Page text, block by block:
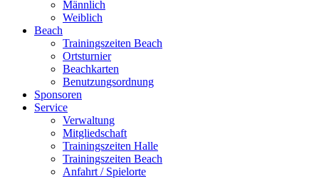
Männlich
Weiblich
Beach
Trainingszeiten Beach
Ortsturnier
Beachkarten
Benutzungsordnung
Sponsoren
Service
Verwaltung
Mitgliedschaft
Trainingszeiten Halle
Trainingszeiten Beach
Anfahrt / Spielorte